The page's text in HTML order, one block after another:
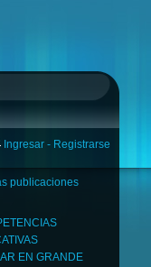
Ingresar - Registrarse
publicaciones
EN GRANDE